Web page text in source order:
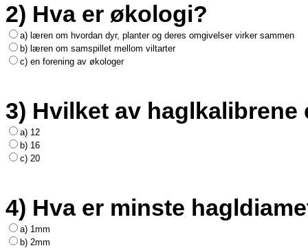
2) Hva er økologi?
a) læren om hvordan dyr, planter og deres omgivelser virker sammen
b) læren om samspillet mellom viltarter
c) en forening av økologer
3) Hvilket av haglkalibrene
a) 12
b) 16
c) 20
4) Hva er minste
a) 1mm
b) 2mm